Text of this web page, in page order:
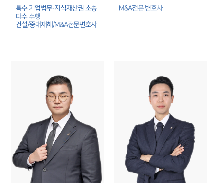
글로벌 파트너 로펌
고객의 소리
통합검색
고객후기
업무분야
M&A센터 업무
특수 기업법무·지식재산권 소송
다수 수행
건설/중대재해/M&A전문변호사
M&A전문 변호사